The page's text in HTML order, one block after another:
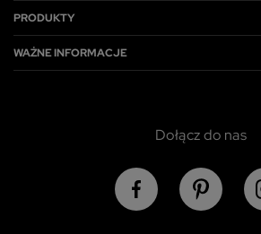
PRODUKTY
WAŻNE INFORMACJE
Dołącz do nas